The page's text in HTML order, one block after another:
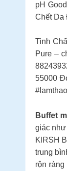
pH
Chết Da
Tinh
Pure –
55000
Buffet
giác
KIRSH
trung
rộn